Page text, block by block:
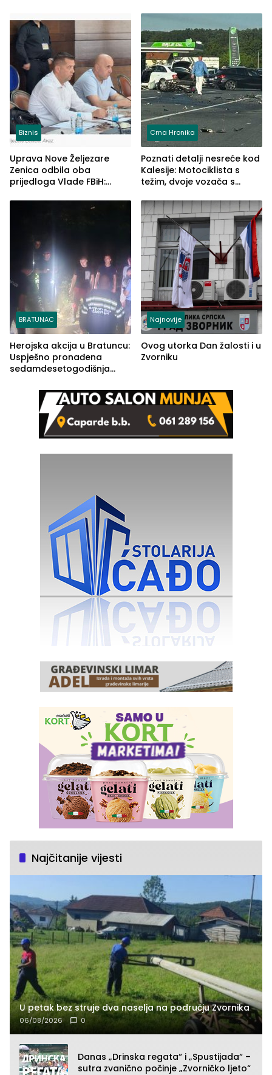
Biznis
Uprava Nove Željezare
Zenica odbila oba
prijedloga Vlade FBiH:
rješenje
Crna Hronika
Poznati detalji nesreće kod
Kalesije: Motociklista s
težim, dvoje vozača s
BRATUNAC
Herojska akcija u Bratuncu:
Uspješno pronađena
sedamdesetogodišnja
Kravice.
Najnovije
Ovog utorka Dan žalosti i u
Zvorniku
Najčitanije vijesti
U petak bez struje dva naselja na području Zvornika
06/08/2026 0
Danas „Drinska regata“ i „Spustijada“ –
sutra zvanično počinje „Zvorničko ljeto“